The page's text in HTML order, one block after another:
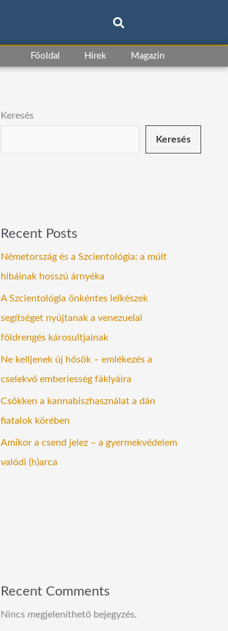
Főoldal Hírek Magazin
Keresés
Keresés
Recent Posts
Németország és a Szcientológia: a múlt
hibáinak hosszú árnyéka
A Szcientológia önkéntes lelkészek
segítséget nyújtanak a venezuelai
földrengés károsultjainak
Ne kelljenek új hősök – emlékezés a
cselekvő emberiesség fáklyáira
Csökken a kannabiszhasználat a dán
fiatalok körében
Amikor a csend jelez – a gyermekvédelem
valódi (h)arca
Recent Comments
Nincs megjeleníthető bejegyzés.